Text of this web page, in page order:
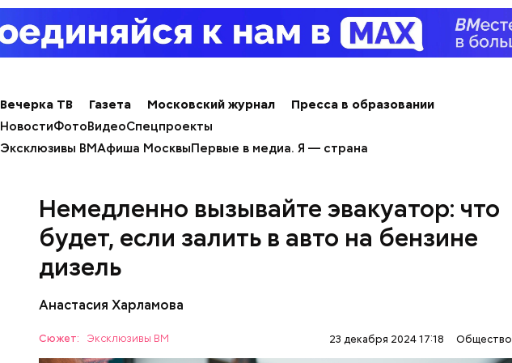
Вечерка ТВ Газета Московский журнал
Пресса в образовании
НовостиФотоВидеоСпецпроекты
Эксклюзивы ВМАфиша МосквыПервые в медиа. Я — страна
Немедленно вызывайте эвакуатор: что
будет, если залить в авто на бензине
дизель
Анастасия Харламова
Сюжет: Эксклюзивы ВМ 23 декабря 2024 17:18 Общество
Спагетти из кабачков
с сахарным диабетом;